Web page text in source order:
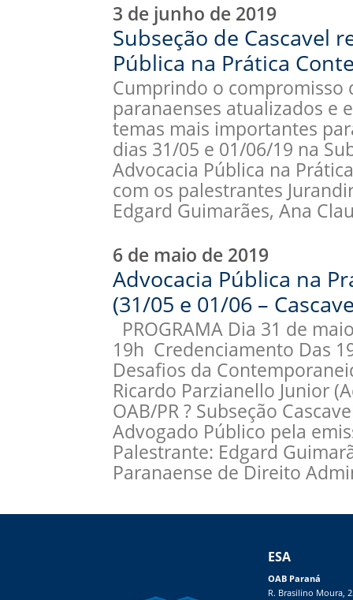
3 de junho de 2019
Subseção de Cascavel
Pública na Prática
Cumprindo o compromisso
paranaenses atualizados e
temas mais importantes
dias 31/05 e 01/06/19 na
Advocacia Pública na
com os palestrantes
Edgard Guimarães, Ana
6 de maio de 2019
Advocacia Pública na
(31/05 e 01/06 –
PROGRAMA Dia 31 de
19h Credenciamento Das
Desafios da
Ricardo Parzianello Junior
OAB/PR ? Subseção
Advogado Público pela
Palestrante: Edgard
Paranaense de Direito
ESA
OAB Paraná
R. Brasilino Moura,